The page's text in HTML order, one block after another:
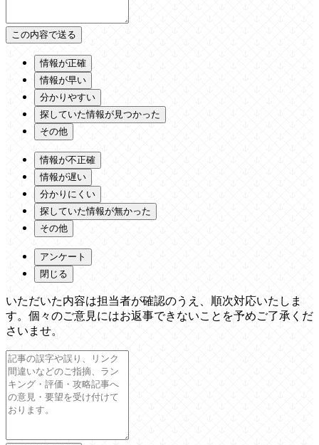
情報が正確
情報が早い
分かりやすい
探していた情報が見つかった
その他
情報が不正確
情報が遅い
分かりにくい
探していた情報が無かった
その他
アンケート
閉じる
いただいた内容は担当者が確認のうえ、順次対応いたしま
す。個々のご意見にはお返事できないことを予めご了承くだ
さいませ。